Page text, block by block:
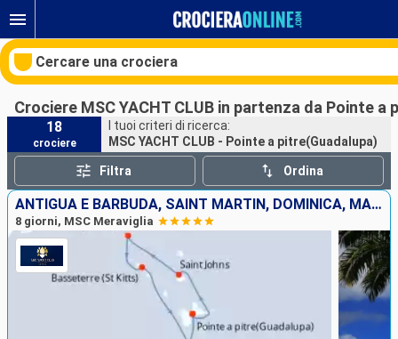
Cercare una crociera
Le nostre destinazioni
Mesi di partenza
Porti Compagnie
Crociere MSC YACHT CLUB in partenza da Pointe a
18
crociere
I tuoi criteri di ricerca:
MSC YACHT CLUB - Pointe a pitre(Guadalupa)
Filtra Ordina
ANTIGUA E BARBUDA, SAINT MARTIN, DOMINICA, MARTINICA, GUADALUPA
8 giorni, MSC Meraviglia